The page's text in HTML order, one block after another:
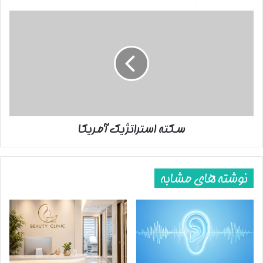
شگفت‌آور است تفسیر گرانقدر «المیزان» است. تفسیر المیزان تفسیر
نسبتاً جامعی است؛ از این حیث که هم تفسیر قرآن با قرآن هست و
هم ربط آیات را با یکدیگر تبیین می‌کند و حتی بعضا ارتباط سوره‌ها
قرآن می‌تواند به دست بیاورد اما روش تفسیر قرآن با قرآن علامه در
فهم عمیق‌تر آیات، به روایات نیاز نداشته باشیم. مرحوم علامه طباطبایی
در المیزان به روایات متعدد هم پرداخته‌اند. اینکه مقام معظم رهبری
تفسیر المیزان را شگفت‌آور و علامه را مفسری بی‌نظیر معرفی می‌کند از
این جهت است که روش تفسیر المیزان، قرآن به قرآن است. به یک
معنا تفسیر المیزان در ساحت اول معناشناختی، قرآن به قرآن است، در
ساحت دوم معناشناختی، قرآن به حدیث است و در ساحت سوم
معناشناختی، قرآن به عقل است؛ به همین خاطر نکات عقلی و فلسفی
سکته استراتژیک آمریکا
نوشته های مشابه